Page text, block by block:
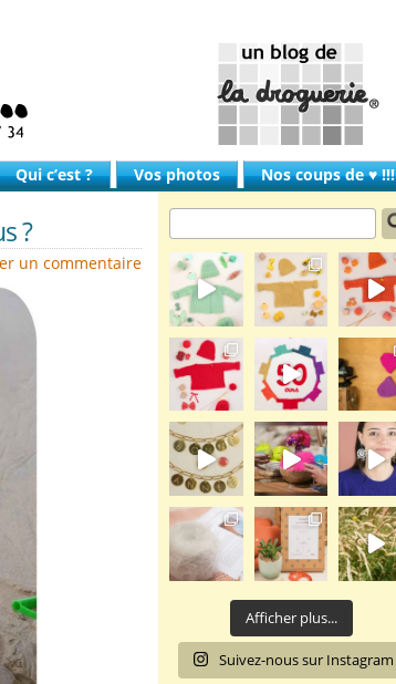
Qui c’est ? Vos photos Nos coups de ♥ !!!
?
un commentaire
Afficher plus...
Suivez-nous sur Instagram